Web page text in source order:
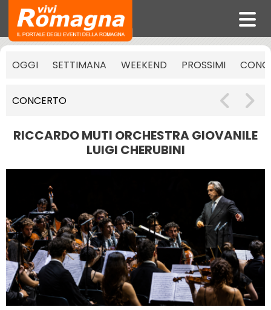
OGGI SETTIMANA WEEKEND PROSSIMI
CONCERTO
RICCARDO MUTI ORCHESTRA GIOVANILE
LUIGI CHERUBINI